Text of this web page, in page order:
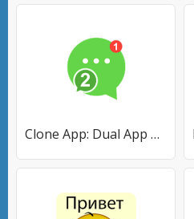
Clone App: Dual App Cloner